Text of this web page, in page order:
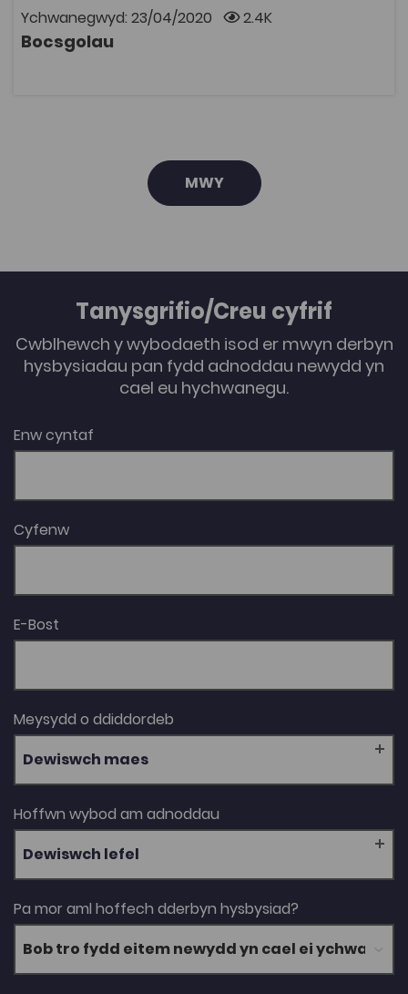
Ychwanegwyd: 23/04/2020 2.4K
Bocsgolau
asesiad a ffynonellau o gyngor gyrfaoedd.
AGOR
MWY
Tanysgrifio/Creu cyfrif
Cwblhewch y wybodaeth isod er mwyn derbyn
hysbysiadau pan fydd adnoddau newydd yn
cael eu hychwanegu.
Enw cyntaf
Cyfenw
E-Bost
Meysydd o ddiddordeb
Dewiswch maes
Hoffwn wybod am adnoddau
Dewiswch lefel
Pa mor aml hoffech dderbyn hysbysiad?